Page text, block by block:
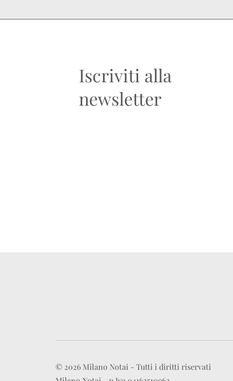
Iscriviti alla
newsletter
© 2026 Milano Notai - Tutti i diritti riservati